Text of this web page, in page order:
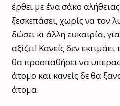
έρθει με ένα σάκο
ξεσκεπάσει, χωρίς να τον
δώσει κι άλλη ευκαιρία,
αξίζει! Κανείς δεν
θα προσπαθήσει να
άτομο και κανείς δε θα
άτομα.